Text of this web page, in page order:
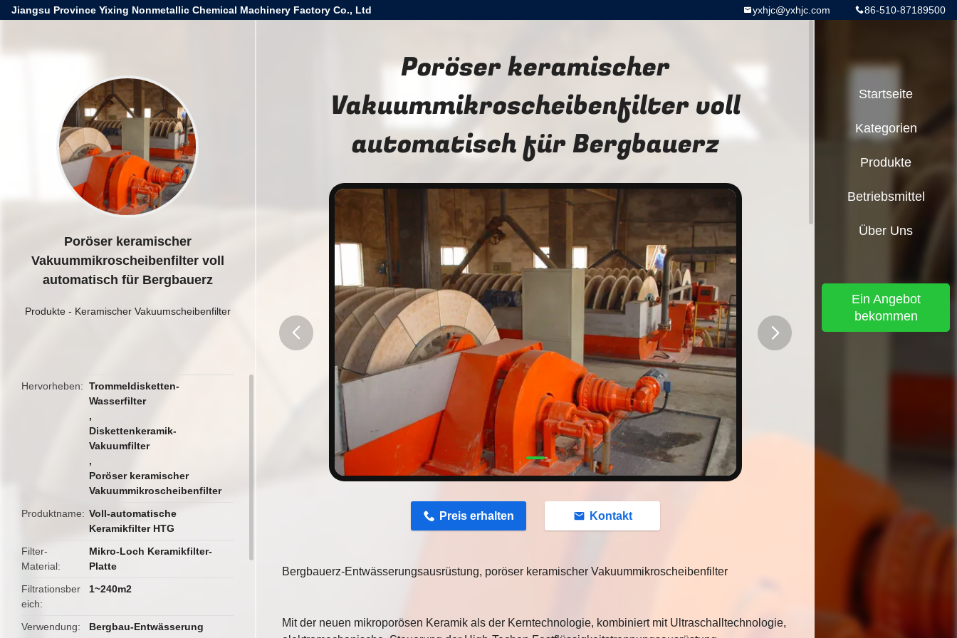
Jiangsu Province Yixing Nonmetallic Chemical Machinery Factory Co., Ltd 86-510-87189500
yxhjc@yxhjc.com
Poröser keramischer
Vakuummikroscheibenfilter voll
automatisch für Bergbauerz
Produkte- Keramischer Vakuumscheibenfilter
Hervorheben
Trommeldisketten-
Wasserfilter
,
Diskettenkeramik-
Vakuumfilter
,
Poröser keramischer
Vakuummikroscheibenfilter
Produktname
Voll-automatische
Keramikfilter HTG
Filter-
Material
Mikro-Loch Keramikfilter-
Platte
Filtrationsber
eich
1~240m2
Verwendung Bergbau-Entwässerung
Poröser keramischer
Vakuummikroscheibenfilter voll
automatisch für Bergbauerz
Preis erhalten Kontakt
Bergbauerz-Entwässerungsausrüstung, poröser keramischer Vakuummikroscheibenfilter
Mit der neuen mikroporösen Keramik als der Kerntechnologie, kombiniert mit Ultraschalltechnologie,
Startseite
Kategorien
Produkte
Betriebsmittel
Über Uns
Ein Angebot
bekommen